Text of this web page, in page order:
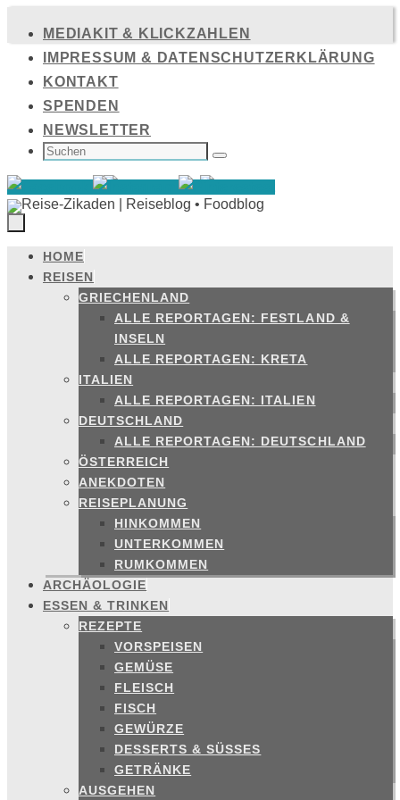
Inhalt
springen
MEDIAKIT & KLICKZAHLEN
IMPRESSUM & DATENSCHUTZERKLÄRUNG
KONTAKT
SPENDEN
NEWSLETTER
SUCHEN
NACH: Suchen
Zum
Inhalt
springen
HOME
REISEN
GRIECHENLAND
ALLE REPORTAGEN: FESTLAND &
INSELN
ALLE REPORTAGEN: KRETA
ITALIEN
ALLE REPORTAGEN: ITALIEN
DEUTSCHLAND
ALLE REPORTAGEN: DEUTSCHLAND
ÖSTERREICH
ANEKDOTEN
REISEPLANUNG
HINKOMMEN
UNTERKOMMEN
RUMKOMMEN
ARCHÄOLOGIE
ESSEN & TRINKEN
REZEPTE
VORSPEISEN
GEMÜSE
FLEISCH
FISCH
GEWÜRZE
DESSERTS & SÜSSES
GETRÄNKE
AUSGEHEN